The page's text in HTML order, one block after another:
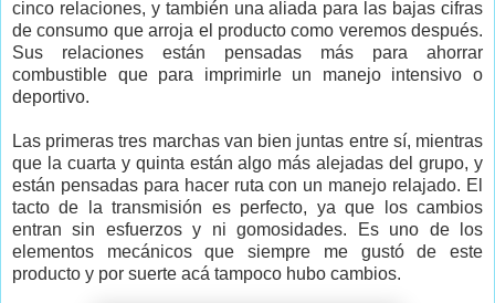
cinco relaciones, y también una aliada para las bajas cifras
de consumo que arroja el producto como veremos después.
Sus relaciones están pensadas más para ahorrar
combustible que para imprimirle un manejo intensivo o
deportivo.
Las primeras tres marchas van bien juntas entre sí, mientras
que la cuarta y quinta están algo más alejadas del grupo, y
están pensadas para hacer ruta con un manejo relajado. El
tacto de la transmisión es perfecto, ya que los cambios
entran sin esfuerzos y ni gomosidades. Es uno de los
elementos mecánicos que siempre me gustó de este
producto y por suerte acá tampoco hubo cambios.